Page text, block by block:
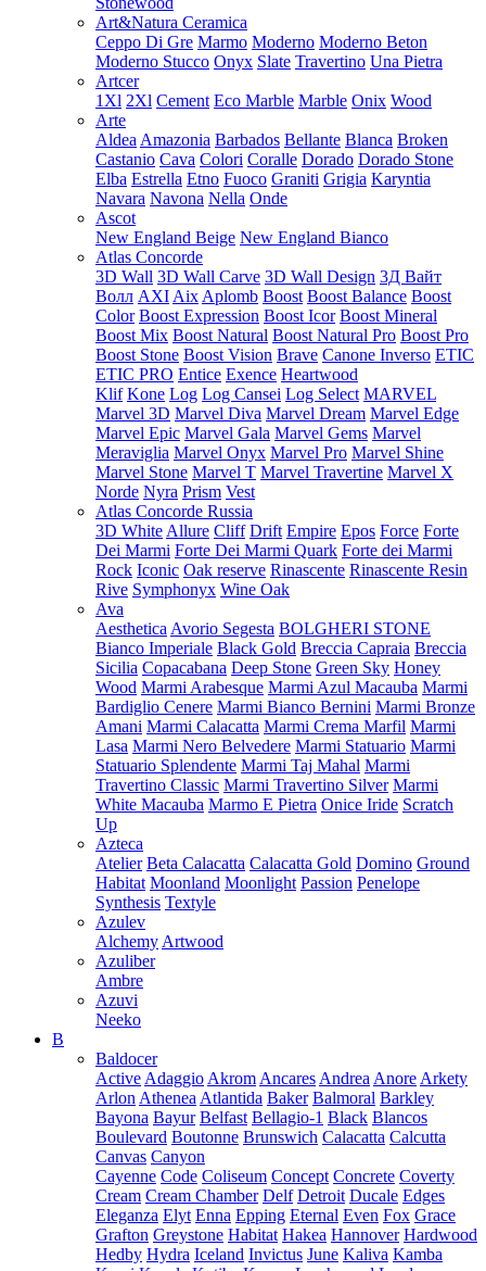
Art&Natura Ceramica
Ceppo Di Gre Marmo Moderno Moderno Beton
Moderno Stucco Onyx Slate Travertino Una Pietra
Artcer
1Xl 2Xl Cement Eco Marble Marble Onix Wood
Arte
Aldea Amazonia Barbados Bellante Blanca Broken
Castanio Cava Colori Coralle Dorado Dorado Stone
Elba Estrella Etno Fuoco Graniti Grigia Karyntia
Navara Navona Nella Onde
Ascot
New England Beige New England Bianco
Atlas Concorde
3D Wall 3D Wall Carve 3D Wall Design 3Д Вайт
Волл AXI Aix Aplomb Boost Boost Balance Boost
Color Boost Expression Boost Icor Boost Mineral
Boost Mix Boost Natural Boost Natural Pro Boost Pro
Boost Stone Boost Vision Brave Canone Inverso ETIC
ETIC PRO Entice Exence Heartwood
Klif Kone Log Log Cansei Log Select MARVEL
Marvel 3D Marvel Diva Marvel Dream Marvel Edge
Marvel Epic Marvel Gala Marvel Gems Marvel
Meraviglia Marvel Onyx Marvel Pro Marvel Shine
Marvel Stone Marvel T Marvel Travertine Marvel X
Norde Nyra Prism Vest
Atlas Concorde Russia
3D White Allure Cliff Drift Empire Epos Force Forte
Dei Marmi Forte Dei Marmi Quark Forte dei Marmi
Rock Iconic Oak reserve Rinascente Rinascente Resin
Rive Symphonyx Wine Oak
Ava
Aesthetica Avorio Segesta BOLGHERI STONE
Bianco Imperiale Black Gold Breccia Capraia Breccia
Sicilia Copacabana Deep Stone Green Sky Honey
Wood Marmi Arabesque Marmi Azul Macauba Marmi
Bardiglio Cenere Marmi Bianco Bernini Marmi Bronze
Amani Marmi Calacatta Marmi Crema Marfil Marmi
Lasa Marmi Nero Belvedere Marmi Statuario Marmi
Statuario Splendente Marmi Taj Mahal Marmi
Travertino Classic Marmi Travertino Silver Marmi
White Macauba Marmo E Pietra Onice Iride Scratch
Up
Azteca
Atelier Beta Calacatta Calacatta Gold Domino Ground
Habitat Moonland Moonlight Passion Penelope
Synthesis Textyle
Azulev
Alchemy Artwood
Azuliber
Ambre
Azuvi
Neeko
B
Baldocer
Active Adaggio Akrom Ancares Andrea Anore Arkety
Arlon Athenea Atlantida Baker Balmoral Barkley
Bayona Bayur Belfast Bellagio-1 Black Blancos
Boulevard Boutonne Brunswich Calacatta Calcutta
Canvas Canyon
Cayenne Code Coliseum Concept Concrete Coverty
Cream Cream Chamber Delf Detroit Ducale Edges
Eleganza Elyt Enna Epping Eternal Even Fox Grace
Grafton Greystone Habitat Hakea Hannover Hardwood
Hedby Hydra Iceland Invictus June Kaliva Kamba